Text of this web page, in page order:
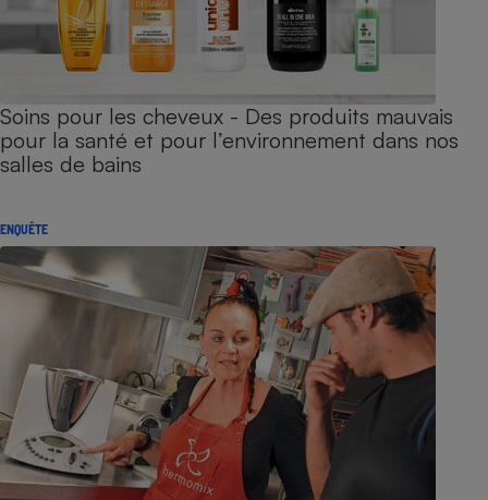
Soins pour les cheveux - Des produits mauvais
pour la santé et pour l’environnement dans nos
salles de bains
ENQUÊTE